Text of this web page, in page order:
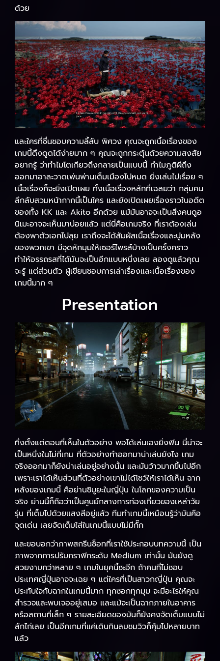
ด้วย
และใครที่ชื่นชอบความลี้ลับ พิศวง คุณจะถูกเนื้อเรื่องของ
เกมนี้ดึงดูดได้ง่ายมาก ๆ คุณจะถูกกระตุ้นด้วยความสงสัย
อยากรู้ ว่าทำไมโตเกียวถึงกลายเป็นแบบนี้ ทำไมภูติผีถึง
ออกมาอาละวาดเพ่นพ่านเต็มเมืองไปหมด ยิ่งเล่นไปเรื่อย ๆ
เนื้อเรื่องก็จะยิ่งเปิดเผย ทั้งเนื้อเรื่องหลักที่เฉลยว่า กลุ่มคน
ลึกลับสวมหน้ากากนี้เป็นใคร และยังเปิดเผยเรื่องราวในอดีต
ของทั้ง KK และ Akito อีกด้วย แม้มันอาจจะเป็นสิ่งคนดูอ
นิเมะอาจจะเห็นมาบ่อยแล้ว แต่นี่คือเกมจริง ที่เราต้องเล่น
ต้องพาตัวเอกไปลุย เราถึงจะได้สัมผัสเนื้อเรื่องและปูมหลัง
ของพวกเขา มีจุดหักมุมให้เซอร์ไพรส์บ้างเป็นครั้งคราว
ทำให้อรรถรสที่ได้มันจะเป็นอีกแบบหนึ่งเลย ลองดูแล้วคุณ
จะรู้ แต่ส่วนตัว ผู้เขียนชอบการเล่าเรื่องและเนื้อเรื่องของ
เกมนี้มาก ๆ
Presentation
ทึ่งตั้งแต่ตอนที่เห็นในตัวอย่าง พอได้เล่นเองยิ่งฟิน นี่น่าจะ
เป็นหนึ่งในไม่กี่เกม ที่ตัวอย่างทำออกมาน่าเล่นยังไง เกม
จริงออกมาก็ยังน่าเล่นอยู่อย่างนั้น และมันว้าวมากขึ้นไปอีก
เพราะเราได้เห็นส่วนที่ตัวอย่างเขาไม่ได้โชว์ให้เราได้เห็น ฉาก
หลังของเกมนี้ คือย่านชิบูยะในญี่ปุ่น ในโลกของความเป็น
จริง ย่านนี้ก็ถือว่าเป็นศูนย์กลางการท่องเที่ยวของเหล่าวัย
รุ่น ที่เต็มไปด้วยแสงสีอยู่แล้ว ทีมทำเกมนี้เหมือนรู้ว่ามันคือ
จุดเด่น เลยจัดเต็มใส่ในเกมนี้แบบไม่มีกั๊ก
และขอบอกว่าภาพสกรีนช็อทที่เราใช้ประกอบบทความนี้ เป็น
ภาพจากการปรับกราฟิกระดับ Medium เท่านั้น มันยังดู
สวยงามกว่าหลาย ๆ เกมในยุคนี้ซะอีก ถ้าคนที่ไม่ชอบ
ประเทศญี่ปุ่นอาจจะเฉย ๆ แต่ใครที่เป็นสาวกญี่ปุ่น คุณจะ
ประทับใจกับฉากในเกมนี้มาก ทุกซอกทุกมุม จะมีอะไรให้คุณ
สำรวจและพบเจออยู่เสมอ และแม้จะเป็นฉากภายในอาคาร
หรือสถานที่เล็ก ๆ รายละเอียดของมันก็ยังคงจัดเต็มแบบไม่
ลักไก่เลย เป็นอีกเกมที่แค่เดินกินลมชมวิวก็คุ้มไปหลายบาท
แล้ว